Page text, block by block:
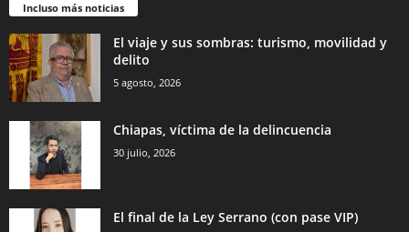
Incluso más noticias
El viaje y sus sombras: turismo, movilidad y
delito
5 agosto, 2026
Chiapas, víctima de la delincuencia
30 julio, 2026
El final de la Ley Serrano (con pase VIP)